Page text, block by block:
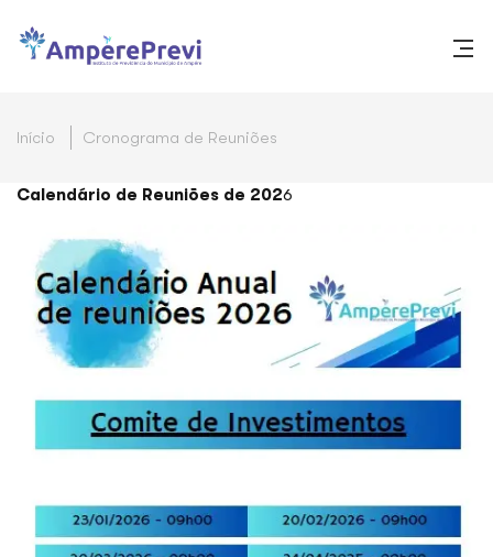
Início Cronograma de Reuniões
Calendário de Reuniões de 2026